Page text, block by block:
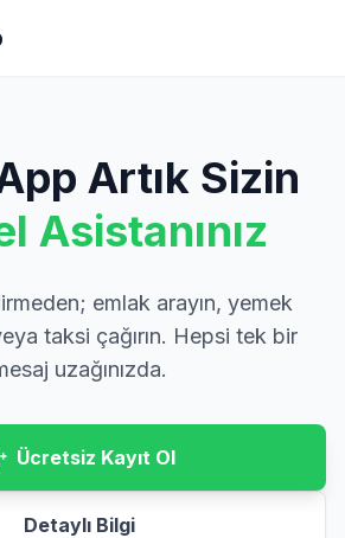
Artık Sizin
Asistanınız
emlak arayın, yemek
taksi çağırın. Hepsi tek bir
uzağınızda.
Ücretsiz Kayıt Ol
Detaylı Bilgi